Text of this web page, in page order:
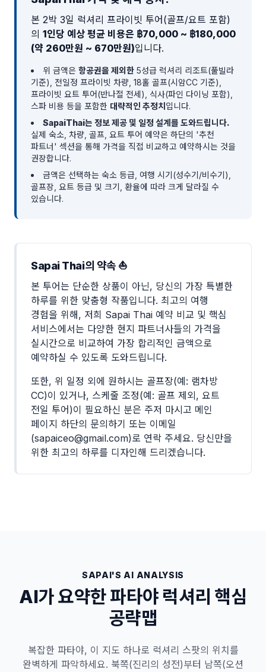
본 2박 3일 럭셔리 프라이빗 투어(골프/요트 포함)
의 1인당 예상 평균 비용은 ฿70,000 ~ ฿180,000
(약 260만원 ~ 670만원)입니다.
위 금액은 항공권을 제외한 5성급 럭셔리 리조트(풀빌라
기준), 전일정 프라이빗 차량, 18홀 골프(시암CC 기준),
프라이빗 요트 투어(반나절 전세), 식사(파인 다이닝 포함),
스파 비용 등을 포함한 대략적인 추정치 입니다.
SapaiThai는 정보 제공 및 일정 설계를 도와드립니다.
실제 숙소, 차량, 골프, 요트 투어 예약은 하단의 '추천
파트너' 섹션을 통해 가격을 직접 비교하고 예약하시는 것을
권장합니다.
금액은 선택하는 숙소 등급, 여행 시기(성수기/비수기),
골프장, 요트 등급 및 크기, 환율에 따라 크게 달라질 수
있습니다.
Sapai Thai의 약속 ⛵
본 투어는 단순한 상품이 아닌, 당신의 가장 특별한
하루를 위한 맞춤형 작품입니다. 최고의 여행
경험을 위해, 저희 Sapai Thai 예약 비교 및 핵심
서비스에서는 다양한 현지 파트너사들의 가격을
실시간으로 비교하여 가장 합리적인 금액으로
예약하실 수 있도록 도와드립니다.
또한, 위 일정 외에 원하시는 골프장(예: 램차방
CC)이 있거나, 스케줄 조정(예: 골프 제외, 요트
전일 투어)이 필요하신 분은 주저 마시고 메인
페이지 하단의 문의하기 또는 이메일
(sapaiceo@gmail.com)로 연락 주세요. 당신만을
위한 최고의 하루를 디자인해 드리겠습니다.
SAPAI'S AI ANALYSIS
AI가 요약한 파타야 럭셔리 핵심
공략맵
복잡한 파타야, 이 지도 하나로 럭셔리 스팟의 위치를
완벽하게 파악하세요. 북쪽(진리의 성전)부터 남쪽(오션